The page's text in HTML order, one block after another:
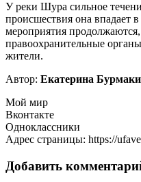
У реки Шура сильное
происшествия она впадает
мероприятия
правоохранительные
жители.
Автор: Екатерина
Мой мир
Вконтакте
Одноклассники
Адрес страницы: https://
Добавить